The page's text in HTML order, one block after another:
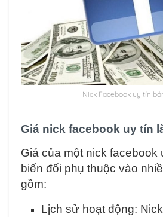
Nick Facebook uy tín
Giá nick facebook uy tín
Giá của một nick facebook
biến đổi phụ thuộc vào
gồm:
Lịch sử hoạt động: